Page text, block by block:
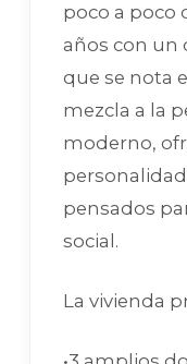
poco a poco
años con un
que se nota
mezcla a la
moderno,
pensados
social.
La vivienda